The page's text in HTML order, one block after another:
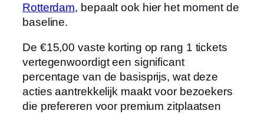
Rotterdam, bepaalt ook hier het moment de
baseline.
De €15,00 vaste korting op rang 1 tickets
vertegenwoordigt een significant
percentage van de basisprijs, wat deze
acties aantrekkelijk maakt voor bezoekers
die prefereren voor premium zitplaatsen